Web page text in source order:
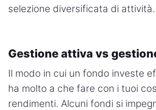
selezione diversificata di attività.
Gestione attiva vs
Il modo in cui un fondo investe
ha molto a che fare con i tuoi
rendimenti. Alcuni fondi si